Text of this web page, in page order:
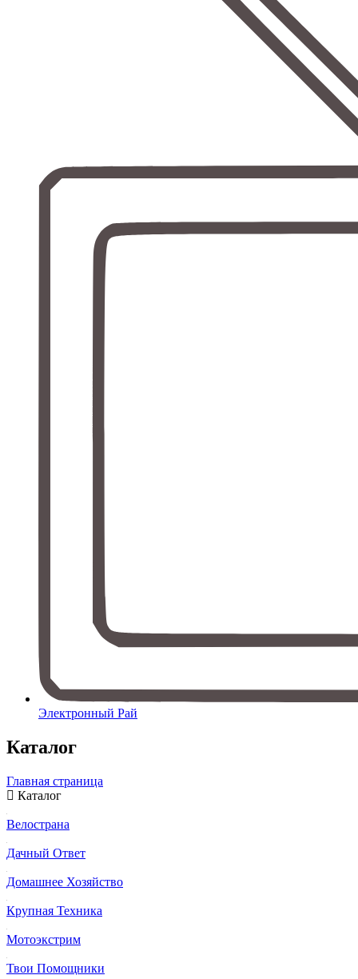
Электронный Рай
Каталог
Главная страница
Каталог
Велострана
Дачный Ответ
Домашнее Хозяйство
Крупная Техника
Мотоэкстрим
Твои Помощники